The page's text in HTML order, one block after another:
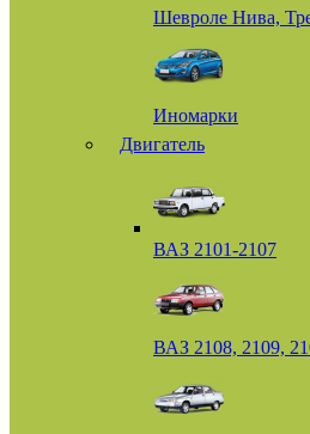
Шевроле Нива,
Иномарки
Двигатель
ВАЗ 2101-2107
ВАЗ 2108, 2109,